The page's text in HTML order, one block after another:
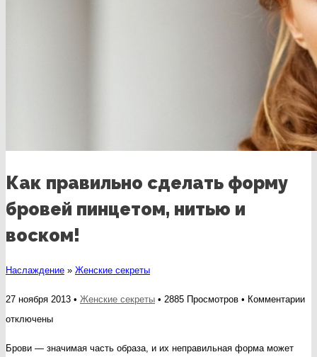
Как правильно сделать форму
бровей пинцетом, нитью и
воском!
Наслаждение » Женские секреты
27 ноября 2013 • Женские секреты • 2885 Просмотров • Комментариик
отключены
Брови — значимая часть образа, и их неправильная форма может